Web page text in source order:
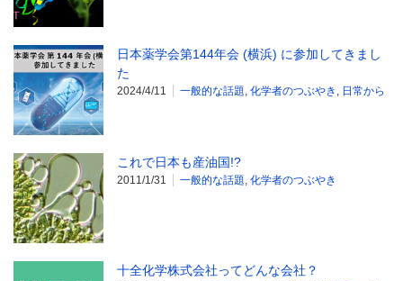
日本薬学会第144年会 (横浜) に参加してきまし
た
2024/4/11 一般的な話題, 化学者のつぶやき , 日常から
これで日本も産油国!?
2011/1/31 一般的な話題, 化学者のつぶやき
十全化学株式会社ってどんな会社？